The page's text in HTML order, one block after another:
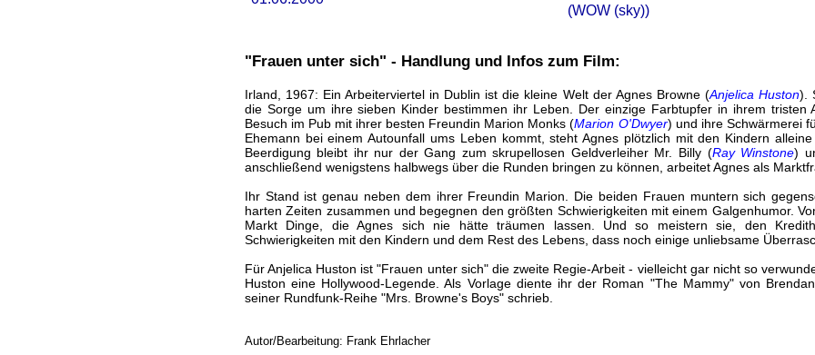
(WOW (sky))
"Frauen unter sich" - Handlung und Infos zum Film:
Irland, 1967: Ein Arbeiterviertel in Dublin ist die kleine Welt der Agnes Browne (Anjelica Huston).
die Sorge um ihre sieben Kinder bestimmen ihr Leben. Der einzige Farbtupfer in ihrem tristen
Besuch im Pub mit ihrer besten Freundin Marion Monks (Marion O'Dwyer) und ihre Schwärmerei
Ehemann bei einem Autounfall ums Leben kommt, steht Agnes plötzlich mit den Kindern
Beerdigung bleibt ihr nur der Gang zum skrupellosen Geldverleiher Mr. Billy (Ray Winstone)
anschließend wenigstens halbwegs über die Runden bringen zu können, arbeitet Agnes als
Ihr Stand ist genau neben dem ihrer Freundin Marion. Die beiden Frauen muntern sich
harten Zeiten zusammen und begegnen den größten Schwierigkeiten mit einem Galgenhumor.
Markt Dinge, die Agnes sich nie hätte träumen lassen. Und so meistern sie, den
Schwierigkeiten mit den Kindern und dem Rest des Lebens, dass noch einige unliebsame
Für Anjelica Huston ist "Frauen unter sich" die zweite Regie-Arbeit - vielleicht gar nicht so
Huston eine Hollywood-Legende. Als Vorlage diente ihr der Roman "The Mammy" von
seiner Rundfunk-Reihe "Mrs. Browne's Boys" schrieb.
Autor/Bearbeitung: Frank Ehrlacher